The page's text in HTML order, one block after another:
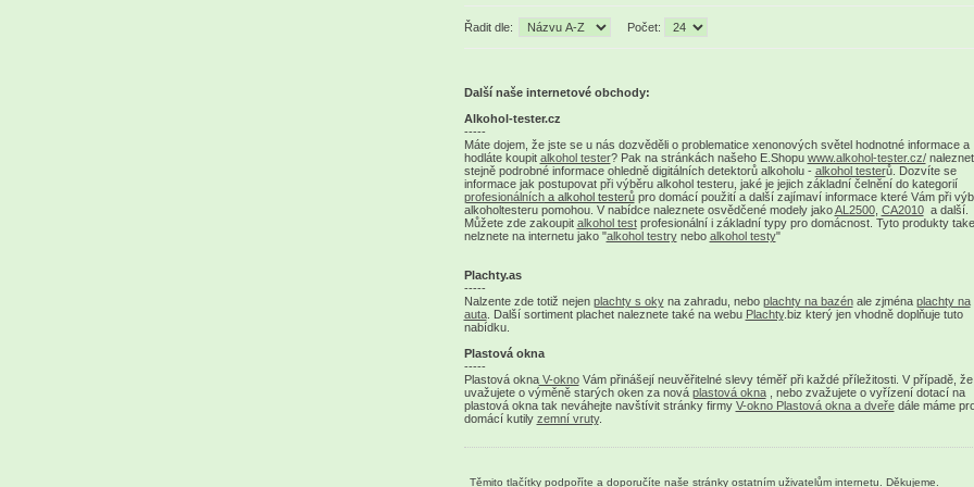
Řadit dle: Počet:
Další naše internetové obchody:
Alkohol-tester.cz
-----
Máte dojem, že jste se u nás dozvěděli o problematice xenonových světel hodnotné informace a
hodláte koupit alkohol tester? Pak na stránkách našeho E.Shopu www.alkohol-tester.cz/
stejně podrobné informace ohledně digitálních detektorů alkoholu - alkohol testerů. Dozvíte se
informace jak postupovat při výběru alkohol testeru, jaké je jejich základní čelnění do kategorií
profesionálnícha alkohol testerůpro domácí použití a další zajímaví informace které Vám při
alkoholtesteru pomohou. V nabídce naleznete osvědčené modely jakoAL2500, CA2010a další.
Můžete zde zakoupit alkohol testprofesionální i základní typy pro domácnost. Tyto produkty take
nelznete na internetu jako "alkohol testrynebo alkohol testy"
Plachty.as
-----
Nalzente zde totiž nejen plachty s okyna zahradu, nebo plachty na bazénale zjména plachty na
auta. Další sortiment plachet naleznete také na webu Plachty.biz který jen vhodně doplňuje tuto
nabídku.
Plastová okna
-----
Plastová oknaV-oknoVám přinášejí neuvěřitelné slevy téměř při každé příležitosti. V případě, že
uvažujete o výměně starých oken za nová plastová okna, nebo zvažujete o vyřízení dotací na
plastová okna tak neváhejte navštívit stránky firmy V-okno Plastová okna a dveředále máme
domácí kutily zemní vruty.
Těmito tlačítky podpoříte a doporučíte naše stránky ostatním uživatelům internetu. Děkujeme.